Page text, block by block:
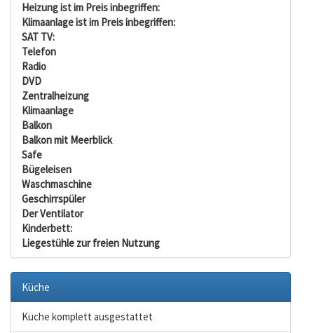
Heizung ist im Preis inbegriffen:
Klimaanlage ist im Preis inbegriffen:
SAT TV:
Telefon
Radio
DVD
Zentralheizung
Klimaanlage
Balkon
Balkon mit Meerblick
Safe
Bügeleisen
Waschmaschine
Geschirrspüler
Der Ventilator
Kinderbett:
Liegestühle zur freien Nutzung
Küche
Küche komplett ausgestattet